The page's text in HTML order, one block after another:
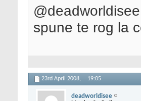
spune te rog la
23rd April 2008, 19:05
deadworldisee